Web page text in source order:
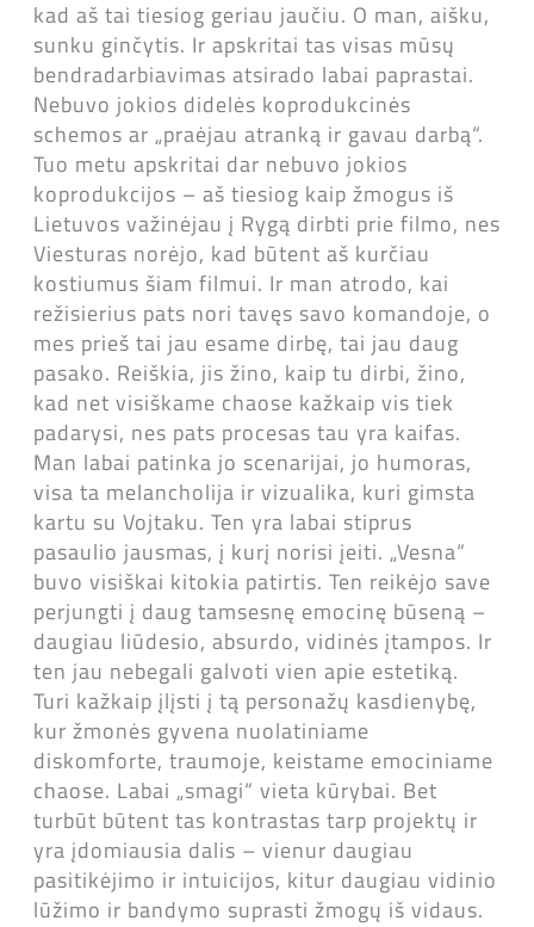
kad aš tai tiesiog geriau jaučiu. O man, aišku,
sunku ginčytis. Ir apskritai tas visas mūsų
bendradarbiavimas atsirado labai paprastai.
Nebuvo jokios didelės koprodukcinės
schemos ar „praėjau atranką ir gavau darbą“.
Tuo metu apskritai dar nebuvo jokios
koprodukcijos – aš tiesiog kaip žmogus iš
Lietuvos važinėjau į Rygą dirbti prie filmo, nes
Viesturas norėjo, kad būtent aš kurčiau
kostiumus šiam filmui. Ir man atrodo, kai
režisierius pats nori tavęs savo komandoje, o
mes prieš tai jau esame dirbę, tai jau daug
pasako. Reiškia, jis žino, kaip tu dirbi, žino,
kad net visiškame chaose kažkaip vis tiek
padarysi, nes pats procesas tau yra kaifas.
Man labai patinka jo scenarijai, jo humoras,
visa ta melancholija ir vizualika, kuri gimsta
kartu su Vojtaku. Ten yra labai stiprus
pasaulio jausmas, į kurį norisi įeiti. „Vesna“
buvo visiškai kitokia patirtis. Ten reikėjo save
perjungti į daug tamsesnę emocinę būseną –
daugiau liūdesio, absurdo, vidinės įtampos. Ir
ten jau nebegali galvoti vien apie estetiką.
Turi kažkaip įlįsti į tą personažų kasdienybę,
kur žmonės gyvena nuolatiniame
diskomforte, traumoje, keistame emociniame
chaose. Labai „smagi“ vieta kūrybai. Bet
turbūt būtent tas kontrastas tarp projektų ir
yra įdomiausia dalis – vienur daugiau
pasitikėjimo ir intuicijos, kitur daugiau vidinio
lūžimo ir bandymo suprasti žmogų iš vidaus.